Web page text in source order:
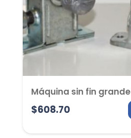
Máquina sin fin grande
$608.70